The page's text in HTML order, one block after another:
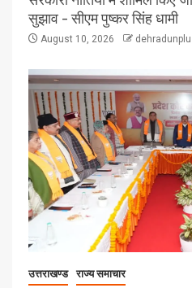
सुझाव – सीएम पुष्कर सिंह धामी
August 10, 2026
उत्तराखण्ड राज्य समाचार